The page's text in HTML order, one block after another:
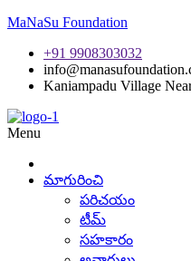
MaNaSu Foundation
+91 9908303032
Kaniampadu Village
Menu
మాగురించి
పరిచయం
టీమ్
సహకారం